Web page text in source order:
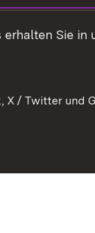
Sie in
/ Twitter und